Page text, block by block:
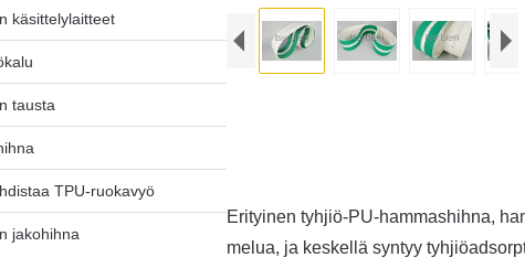
Erityinen tyhjiö-PU-hammashihna,
melua, ja keskellä syntyy
käsittelylaitteet
tausta
TPU-ruokavyö
jakohihna